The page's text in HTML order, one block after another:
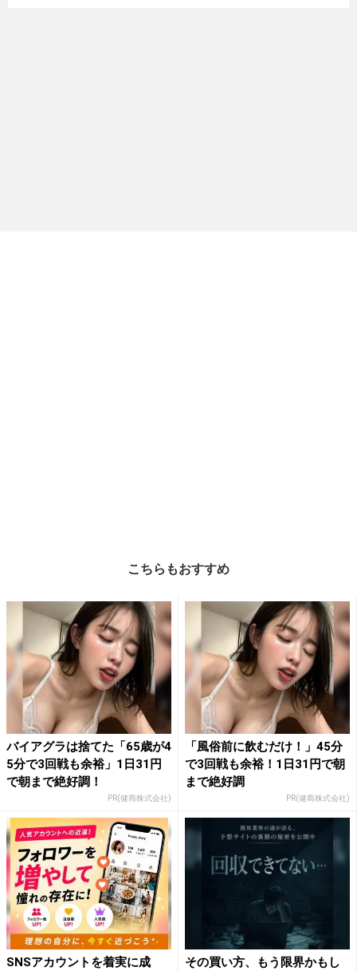
こちらもおすすめ
バイアグラは捨てた「65歳が4
5分で3回戦も余裕」1日31円
で朝まで絶好調！
PR(健商株式会社)
「風俗前に飲むだけ！」45分
で3回戦も余裕！1日31円で朝
まで絶好調
PR(健商株式会社)
SNSアカウントを着実に成
その買い方、もう限界かもし